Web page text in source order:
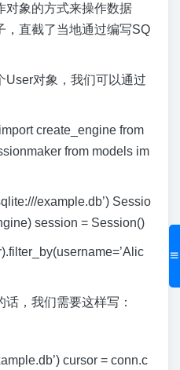
对象的方式来操作数据
，直截了当地通过编写SQ
User对象，我们可以通过
create_engine from
from models im
example.db’) Sessio
session = Session()
，我们需要这样写：
cursor = conn.c